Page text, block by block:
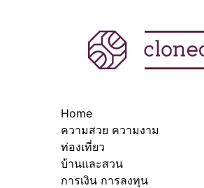
Home
ความสวย ความงาม
ท่องเที่ยว
บ้านและสวน
การเงิน การลงทุน